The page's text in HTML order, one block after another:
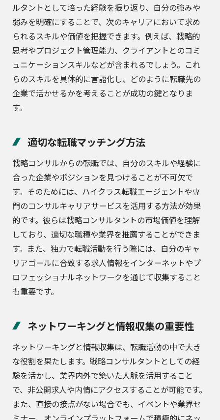
ルタントとして培った経験を振り返り、自分の強みや
弱みを明確にすることで、次のキャリアにおいて求め
られるスキルや価値を把握できます。例えば、戦略的
思考やプロジェクト管理能力、クライアントとのコミ
ュニケーションスキルなどが含まれるでしょう。これ
らのスキルを具体的に言語化し、どのように転職先の
企業で活かせるかを考えることが成功の鍵となりま
す。
適切な転職マッチング方法
戦略コンサルからの転職では、自分のスキルや経験に
合った企業やポジションを見つけることが不可欠で
す。そのためには、ハイクラス転職エージェントや専
門のコンサルキャリアサービスを活用する方法が効果
的です。彼らは戦略コンサルタントの市場価値を理解
しており、適切な職種や業界を推薦することができま
す。また、独力で転職活動を行う際には、自分のキャ
リアゴールに合致する求人情報をインターネットやプ
ロフェッショナルネットワークを通じて収集すること
も重要です。
ネットワーキングと情報収集の重要性
ネットワーキングと情報収集は、転職活動の中で大き
な役割を果たします。戦略コンサルタントとしての経
験を活かし、業界内外で築いた人脈を活用すること
で、非公開求人や内情にアクセスすることが可能です。
また、直接の接点がない場合でも、イベントや業界セ